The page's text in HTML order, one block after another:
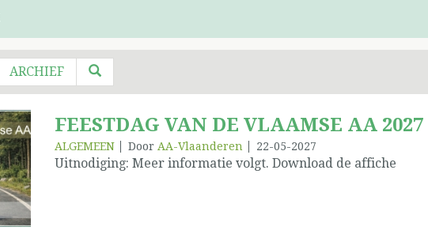
ARCHIEF
FEESTDAG VAN DE VLAAMSE AA 2027
ALGEMEEN Door AA-Vlaanderen 22-05-2027
Uitnodiging: Meer informatie volgt. Download de affiche